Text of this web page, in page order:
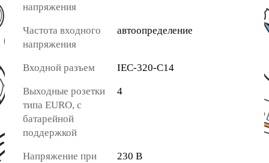
напряжения
Частота входного
напряжения
автоопределение
Входной разъем IEC-320-C14
Выходные розетки
типа EURO, с
батарейной
поддержкой
4
Напряжение при
230 В